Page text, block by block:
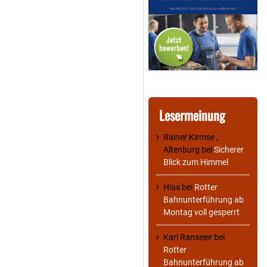
Lesermeinung
Rainer Kirmse ,
Altenburg beiSicherer
Blick zum Himmel
Hias bei Rotter
Bahnunterführung ab
Montag voll gesperrt
Karl Ranseier bei
Rotter
Bahnunterführung ab